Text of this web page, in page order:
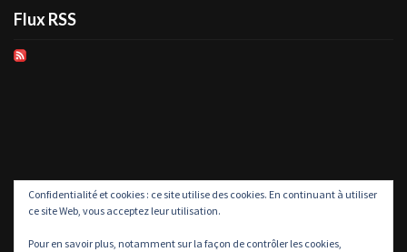
Flux RSS
Confidentialité et cookies : ce site utilise des cookies. En continuant à utiliser
ce site Web, vous acceptez leur utilisation.
Pour en savoir plus, notamment sur la façon de contrôler les cookies,